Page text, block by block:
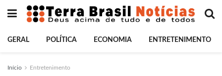
GERAL POLÍTICA ECONOMIA ENTRETENIMENTO
Início Entretenimento